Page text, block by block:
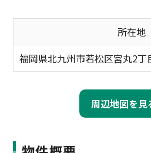
所在地
福岡県北九州市若松区宮丸2丁
周辺地図を見